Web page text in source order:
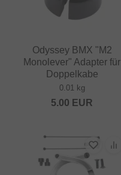
Odyssey BMX "M2
Monolever" Adapter für
Doppelkabe
0.01 kg
5.00 EUR